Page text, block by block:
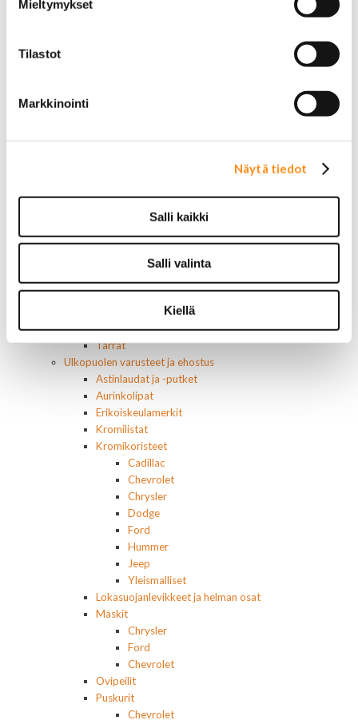
Mieltymykset
Tilastot
Markkinointi
Näytä tiedot
Salli kaikki
Salli valinta
Kiellä
Cadillac merkit
Dodge merkit
Ford merkit
Mercury merkit
Oldsmobile merkit
Pontiac merkit
Muut merkit
Merkit ja logot
Tarrat
Ulkopuolen varusteet ja ehostus
Astinlaudat ja -putket
Aurinkolipat
Erikoiskeulamerkit
Kromilistat
Kromikoristeet
Cadillac
Chevrolet
Chrysler
Dodge
Ford
Hummer
Jeep
Yleismalliset
Lokasuojanlevikkeet ja helman osat
Maskit
Chrysler
Ford
Chevrolet
Ovipeilit
Puskurit
Chevrolet